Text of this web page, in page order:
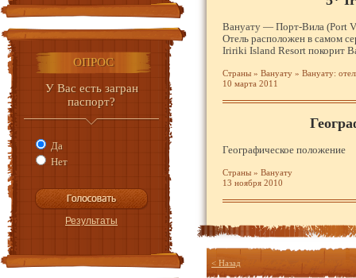
ОПРОС
У Вас есть загран
паспорт?
Да
Нет
Вануату — Порт-Вила (Port
Отель расположен в самом
Iririki Island Resort покорит
Страны » Вануату » Вануату:
10 марта 2011
Географическое положение
Страны » Вануату
13 ноября 2010
< Назад